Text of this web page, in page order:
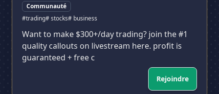
Communauté
#trading# stocks# business
Want to make $300+/day trading? join the #1
quality callouts on livestream here. profit is
guaranteed + free c
Rejoindre